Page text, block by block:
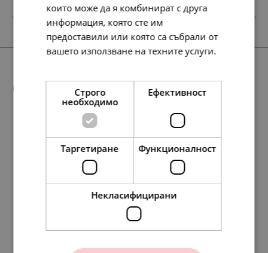
65.00 € 88.01 лв. 45.00 €
129.00 € 138.86 лв. 71.00 €
132.00 € 117.35 лв. 60.00 €
50.00 € 107.57 лв. 55.00 €
45.00 €
SALE
88.01 лв. 56.72 лв.
29.00
Още предложения
Marvel x Pandora
Pandora Талисман
които може да я комбинират с друга
информация, която сте им
предоставили или която са събрали от
вашето използване на техните услуги.
Строго
необходимо
Ефективност
Таргетиране Функционалност
Некласифицирани